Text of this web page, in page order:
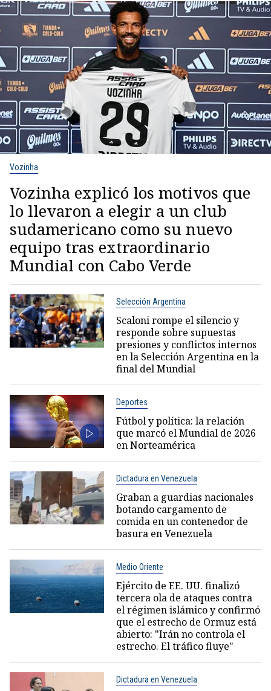
Vozinha
Vozinha explicó los motivos que
lo llevaron a elegir a un club
sudamericano como su nuevo
equipo tras extraordinario
Mundial con Cabo Verde
Selección Argentina
Scaloni rompe el silencio y
responde sobre supuestas
presiones y conflictos internos
en la Selección Argentina en la
final del Mundial
Deportes
Fútbol y política: la relación
que marcó el Mundial de 2026
en Norteamérica
Dictadura en Venezuela
Graban a guardias nacionales
botando cargamento de
comida en un contenedor de
basura en Venezuela
Medio Oriente
Ejército de EE. UU. finalizó
tercera ola de ataques contra
el régimen islámico y confirmó
que el estrecho de Ormuz está
abierto: "Irán no controla el
estrecho. El tráfico fluye"
Dictadura en Venezuela